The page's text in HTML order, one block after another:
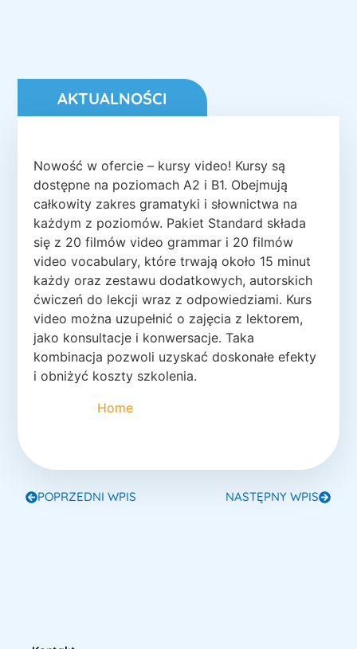
AKTUALNOŚCI
Nowość w ofercie – kursy video! Kursy są
dostępne na poziomach A2 i B1. Obejmują
całkowity zakres gramatyki i słownictwa na
każdym z poziomów. Pakiet Standard składa
się z 20 filmów video grammar i 20 filmów
video vocabulary, które trwają około 15 minut
każdy oraz zestawu dodatkowych, autorskich
ćwiczeń do lekcji wraz z odpowiedziami. Kurs
video można uzupełnić o zajęcia z lektorem,
jako konsultacje i konwersacje. Taka
kombinacja pozwoli uzyskać doskonałe efekty
i obniżyć koszty szkolenia.
Home
POPRZEDNI WPIS NASTĘPNY WPIS